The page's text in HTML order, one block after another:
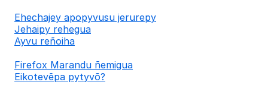
Ehechajey apopyvusu jerurepy
Jehaipy rehegua
Ayvu reñoiha
Firefox Marandu ñemigua
Eikotevẽpa pytyvõ?